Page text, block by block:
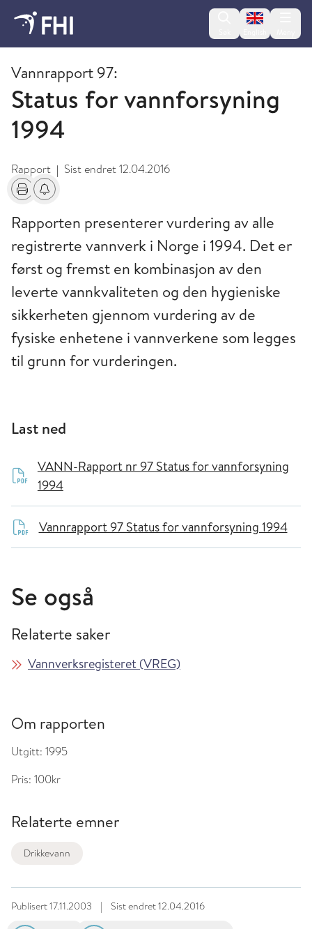
Change
2009 og eldre publikasjoner fra FHI
Vannrapport 97:
Status for vannforsyning
1994
Rapport | Sist endret12.04.2016
Skriv utFå varsel om endringer
Rapporten presenterer vurdering av alle
registrerte vannverk i Norge i 1994. Det er
først og fremst en kombinasjon av den
leverte vannkvaliteten og den hygieniske
sikkerheten gjennom vurdering av de
fysiske enhetene i vannverkene som legges
til grunn for vurderingen.
Last ned
VANN-Rapport nr 97 Status for vannforsyning
1994
Vannrapport 97 Status for vannforsyning 1994
Se også
Relaterte saker
Vannverksregisteret (VREG)
Om rapporten
Utgitt: 1995
Pris: 100kr
Relaterte emner
Drikkevann
Publisert17.11.2003 | Sist endret12.04.2016